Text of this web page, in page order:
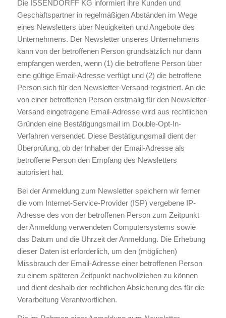
Die ISSENDORFF KG informiert ihre Kunden und
Geschäftspartner in regelmäßigen Abständen im Wege
eines Newsletters über Neuigkeiten und Angebote des
Unternehmens. Der Newsletter unseres Unternehmens
kann von der betroffenen Person grundsätzlich nur dann
empfangen werden, wenn (1) die betroffene Person über
eine gültige Email-Adresse verfügt und (2) die betroffene
Person sich für den Newsletter-Versand registriert. An die
von einer betroffenen Person erstmalig für den Newsletter-
Versand eingetragene Email-Adresse wird aus rechtlichen
Gründen eine Bestätigungsmail im Double-Opt-In-
Verfahren versendet. Diese Bestätigungsmail dient der
Überprüfung, ob der Inhaber der Email-Adresse als
betroffene Person den Empfang des Newsletters
autorisiert hat.
Bei der Anmeldung zum Newsletter speichern wir ferner
die vom Internet-Service-Provider (ISP) vergebene IP-
Adresse des von der betroffenen Person zum Zeitpunkt
der Anmeldung verwendeten Computersystems sowie
das Datum und die Uhrzeit der Anmeldung. Die Erhebung
dieser Daten ist erforderlich, um den (möglichen)
Missbrauch der Email-Adresse einer betroffenen Person
zu einem späteren Zeitpunkt nachvollziehen zu können
und dient deshalb der rechtlichen Absicherung des für die
Verarbeitung Verantwortlichen.